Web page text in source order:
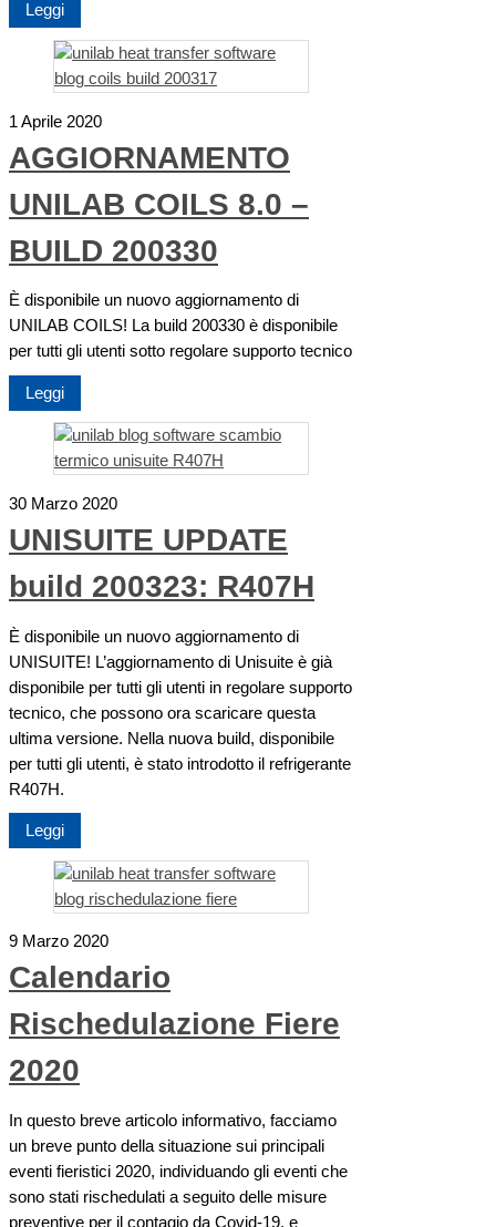
Leggi
1 Aprile 2020
AGGIORNAMENTO
UNILAB COILS 8.0 –
BUILD 200330
È disponibile un nuovo aggiornamento di
UNILAB COILS! La build 200330 è disponibile
per tutti gli utenti sotto regolare supporto tecnico
Leggi
30 Marzo 2020
UNISUITE UPDATE
build 200323: R407H
È disponibile un nuovo aggiornamento di
UNISUITE! L’aggiornamento di Unisuite è già
disponibile per tutti gli utenti in regolare supporto
tecnico, che possono ora scaricare questa
ultima versione. Nella nuova build, disponibile
per tutti gli utenti, è stato introdotto il refrigerante
R407H.
Leggi
9 Marzo 2020
Calendario
Rischedulazione Fiere
2020
In questo breve articolo informativo, facciamo
un breve punto della situazione sui principali
eventi fieristici 2020, individuando gli eventi che
sono stati rischedulati a seguito delle misure
preventive per il contagio da Covid-19, e